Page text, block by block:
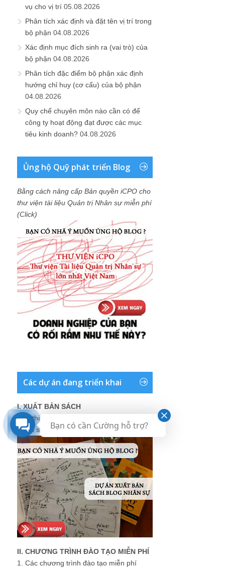
vụ cho vị trí 05.08.2026
Phân tích xác định và đặt tên vị trí trong
bộ phận 04.08.2026
Xác định mục đích sinh ra (vai trò) của
bộ phận 04.08.2026
Phân tích đặc điểm bộ phận xác định
hướng chỉ huy (cơ cấu) của bộ phận
04.08.2026
Quy chế chuyên môn nào cần có để
công ty hoạt động đạt được các mục
tiêu kinh doanh? 04.08.2026
Ủng hộ Quỹ phát triển Blog
Bằng cách nâng cấp Bản quyền iCPO cho
thư viện tài liệu Quản trị Nhân sự miễn phí
(Click)
Các dự án đang triển khai
I. XUẤT BẢN SÁCH
Giới thiệu về dự án xuất bản sách Blog
Nhân sự
II. CHƯƠNG TRÌNH ĐÀO TẠO MIỄN PHÍ
1. Các chương trình đào tạo miễn phí
Bạn có cần Cường hỗ trợ?